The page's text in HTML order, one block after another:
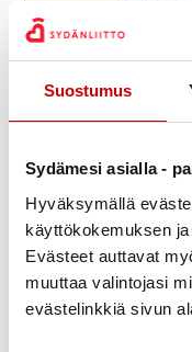
Suostumus
Sydämesi asialla -
Hyväksymällä
käyttökokemuksen
Evästeet auttavat
muuttaa valintojasi
evästelinkkiä sivun
Jaa Whatsapp
Jaa Facebook
Jaa
Toissapäivänä
kokouksen saimme
Yhdistyksemme
poistunut
Olemme surullisia